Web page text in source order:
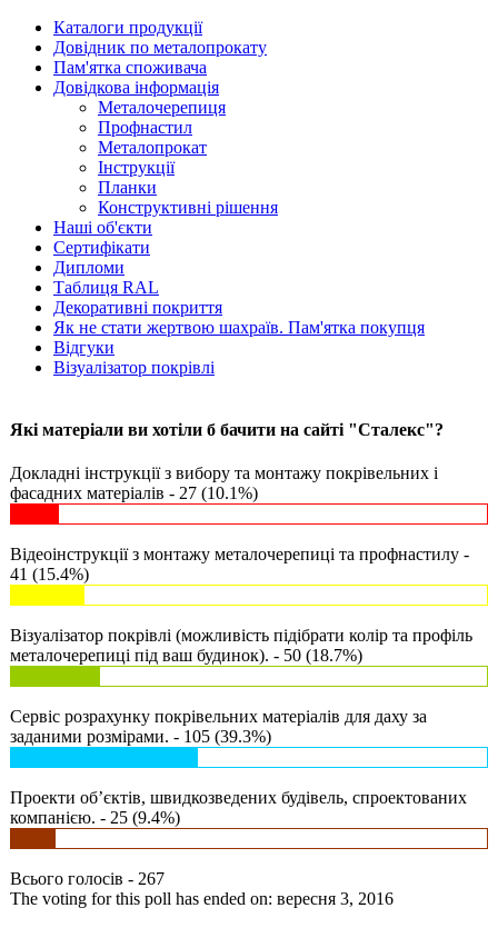
Каталоги продукції
Довідник по металопрокату
Пам'ятка споживача
Довідкова інформація
Металочерепиця
Профнастил
Металопрокат
Інструкції
Планки
Конструктивні рішення
Наші об'єкти
Сертифікати
Дипломи
Таблиця RAL
Декоративні покриття
Як не стати жертвою шахраїв. Пам'ятка покупця
Відгуки
Візуалізатор покрівлі
Які матеріали ви хотіли б бачити на сайті "Сталекс"?
Докладні інструкції з вибору та монтажу покрівельних і
фасадних матеріалів - 27 (10.1%)
Відеоінструкції з монтажу металочерепиці та профнастилу -
41 (15.4%)
Візуалізатор покрівлі (можливість підібрати колір та профіль
металочерепиці під ваш будинок). - 50 (18.7%)
Сервіс розрахунку покрівельних матеріалів для даху за
заданими розмірами. - 105 (39.3%)
Проекти об’єктів, швидкозведених будівель, спроектованих
компанією. - 25 (9.4%)
Всього голосів - 267
The voting for this poll has ended on: вересня 3, 2016